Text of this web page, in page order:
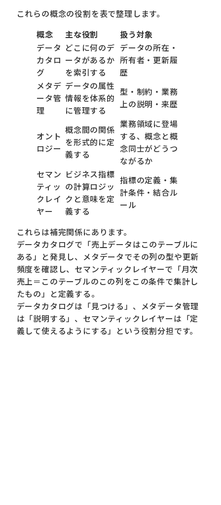
これらの概念の役割を表で整理します。
概念
主な役割
扱う対象
データ
カタロ
グ
どこに何のデ
ータがあるか
を索引する
データの所在・
所有者・更新履
歴
メタデ
ータ管
理
データの属性
情報を体系的
に管理する
型・制約・業務
上の説明・来歴
オント
ロジー
概念間の関係
を形式的に定
義する
業務領域に登場
する、概念と概
念同士がどうつ
ながるか
セマン
ティッ
クレイ
ヤー
ビジネス指標
の計算ロジッ
クと意味を定
義する
指標の定義・集
計条件・結合ル
ール
これらは補完関係にあります。
データカタログで「売上データはこのテーブルに
ある」と発見し、メタデータでその列の型や更新
頻度を確認し、セマンティックレイヤーで「月次
売上＝このテーブルのこの列をこの条件で集計し
たもの」と定義する。
データカタログは「見つける」、メタデータ管理
は「説明する」、セマンティックレイヤーは「定
義して使えるようにする」という役割分担です。